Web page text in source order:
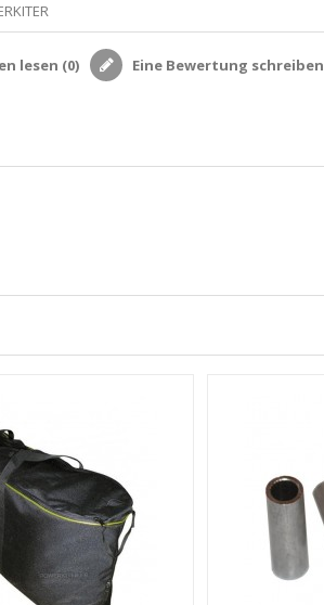
lesen (0) Eine Bewertung schreiben